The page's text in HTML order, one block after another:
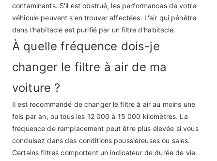
contaminants. S'il est obstrué, les performances de votre
véhicule peuvent s'en trouver affectées. L'air qui pénètre
dans l'habitacle est purifié par un filtre d'habitacle.
À quelle fréquence dois-je
changer le filtre à air de ma
voiture ?
Il est recommandé de changer le filtre à air au moins une
fois par an, ou tous les 12 000 à 15 000 kilomètres. La
fréquence de remplacement peut être plus élevée si vous
conduisez dans des conditions poussiéreuses ou sales.
Certains filtres comportent un indicateur de durée de vie.